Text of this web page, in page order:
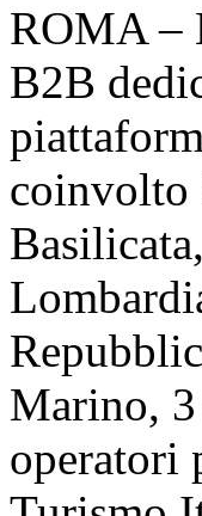
ROMA –
B2B
coinvolto
Marino,
operatori